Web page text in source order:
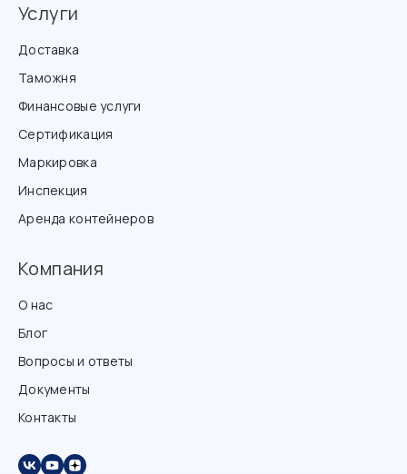
Услуги
Доставка
Таможня
Финансовые услуги
Сертификация
Маркировка
Инспекция
Аренда контейнеров
Компания
О нас
Блог
Вопросы и ответы
Документы
Контакты